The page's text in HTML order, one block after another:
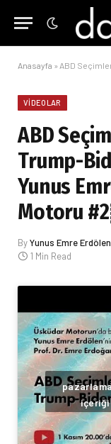
Anasayfa » ABD Seçimlerine 2
VIDEOLAR
ABD
Trump-
Yunus
Motoru
ByYunus Emre Erdölen
1 Min Read
içeriği